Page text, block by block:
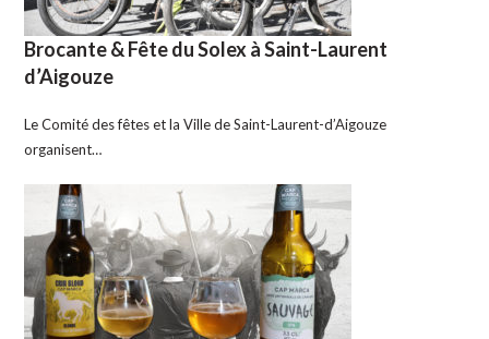
Brocante & Fête du Solex à Saint-Laurent
d’Aigouze
Le Comité des fêtes et la Ville de Saint-Laurent-d’Aigouze
organisent…